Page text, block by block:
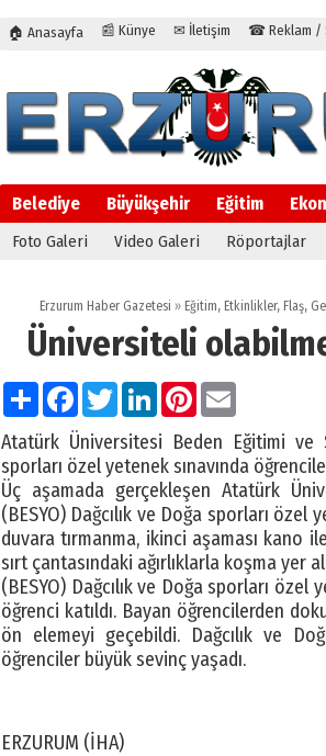
🏠 Anasayfa 📰 Künye ✉ İletişim ☎ Reklam /
Belediye Büyükşehir Eğitim
Foto Galeri Video Galeri Röportajlar
Erzurum Haber Gazetesi » Eğitim, Etkinlikler, Flaş,
Üniversiteli
PaylaşFacebook
TwitterLinkedInPinterest
Atatürk Üniversitesi Beden Eğitimi ve
sporları özel yetenek sınavında
Üç aşamada gerçekleşen Atatürk
(BESYO) Dağcılık ve Doğa sporları özel
duvara tırmanma, ikinci aşaması kano
sırt çantasındaki ağırlıklarla koşma yer
(BESYO) Dağcılık ve Doğa sporları
öğrenci katıldı. Bayan öğrencilerden
ön elemeyi geçebildi. Dağcılık ve
öğrenciler büyük sevinç yaşadı.
ERZURUM (İHA)